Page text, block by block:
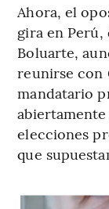
Ahora, el
gira en
Boluarte,
reunirse con
mandatario
elecciones
que